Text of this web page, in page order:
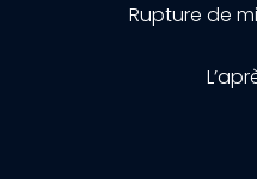
Rupture de